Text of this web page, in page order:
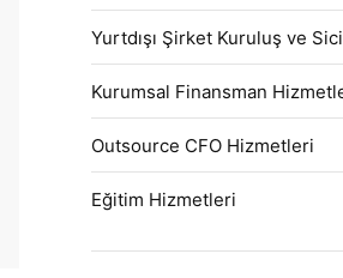
Yurtdışı Şirket Kuruluş ve
Kurumsal Finansman
Outsource CFO Hizmetleri
Eğitim Hizmetleri